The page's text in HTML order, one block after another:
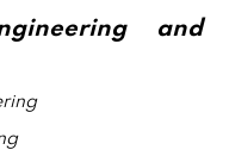
and